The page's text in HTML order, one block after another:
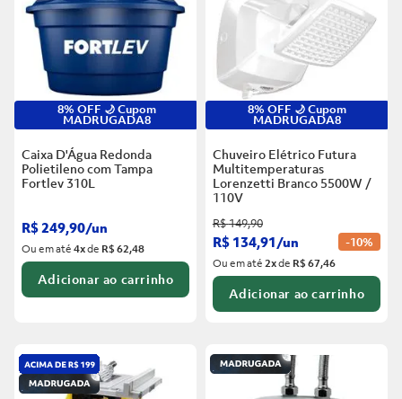
8% OFF 🌙 Cupom
MADRUGADA8
Caixa D'Água Redonda
Polietileno com Tampa
Fortlev 310L
R$249,90/un
Ou em até4xde R$ 62,48
Adicionar ao carrinho
8% OFF 🌙 Cupom
MADRUGADA8
Chuveiro Elétrico Futura
Multitemperaturas
Lorenzetti Branco 5500W /
110V
R$149,90
R$ 134,91/un -10%
Ou em até2xde R$ 67,46
Adicionar ao carrinho